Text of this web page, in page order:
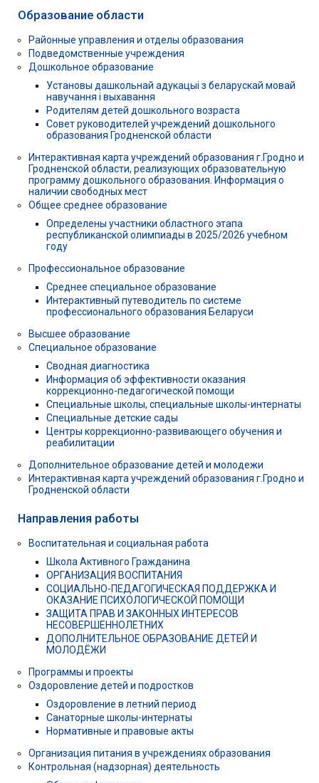
Образование области
Районные управления и отделы образования
Подведомственные учреждения
Дошкольное образование
Установы дашкольнай адукацыі з беларускай мовай
навучання і выхавання
Родителям детей дошкольного возраста
Совет руководителей учреждений дошкольного
образования Гродненской области
Интерактивная карта учреждений образования г.Гродно и
Гродненской области, реализующих образовательную
программу дошкольного образования. Информация о
наличии свободных мест
Общее среднее образование
Определены участники областного этапа
республиканской олимпиады в 2025/2026 учебном
году
Профессиональное образование
Среднее специальное образование
Интерактивный путеводитель по системе
профессионального образования Беларуси
Высшее образование
Специальное образование
Сводная диагностика
Информация об эффективности оказания
коррекционно-педагогической помощи
Специальные школы, специальные школы-интернаты
Специальные детские сады
Центры коррекционно-развивающего обучения и
реабилитации
Дополнительное образование детей и молодежи
Интерактивная карта учреждений образования г.Гродно и
Гродненской области
Направления работы
Воспитательная и социальная работа
Школа Активного Гражданина
ОРГАНИЗАЦИЯ ВОСПИТАНИЯ
СОЦИАЛЬНО-ПЕДАГОГИЧЕСКАЯ ПОДДЕРЖКА И
ОКАЗАНИЕ ПСИХОЛОГИЧЕСКОЙ ПОМОЩИ
ЗАЩИТА ПРАВ И ЗАКОННЫХ ИНТЕРЕСОВ
НЕСОВЕРШЕННОЛЕТНИХ
ДОПОЛНИТЕЛЬНОЕ ОБРАЗОВАНИЕ ДЕТЕЙ И
МОЛОДЁЖИ
Программы и проекты
Оздоровление детей и подростков
Оздоровление в летний период
Санаторные школы-интернаты
Нормативные и правовые акты
Организация питания в учреждениях образования
Контрольная (надзорная) деятельность